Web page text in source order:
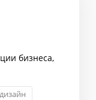
бизнеса,